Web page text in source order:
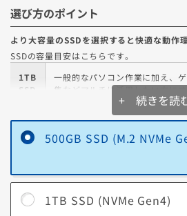
選び方のポイント
より大容量のSSDを選択すると快適な動作
SSDの容量目安はこちらです。
1TB
SSD
一般的なパソコン作業に加え、
集などマルチに活用したい方にオ
2TB
SSD
ジャンルを問わず幅広くゲーム
ティブ関連の大量のプロジェク
オススメ
4TB
SSD
新作ゲームから旧作ゲームまで
に遊びつくしたい方にオススメ
+ 続きを読
500GB SSD (M.2 NVMe
1TB SSD (NVMe Gen4)